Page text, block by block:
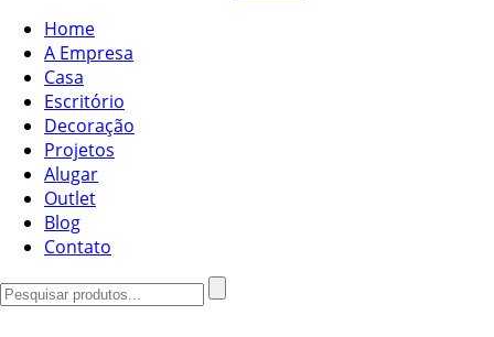
Home
A Empresa
Casa
Escritório
Decoração
Projetos
Alugar
Outlet
Blog
Contato